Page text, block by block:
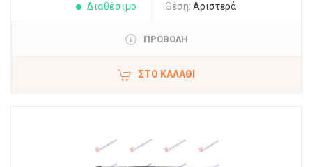
Διαθέσιμο Θέση: Αριστερά
ΠΡΟΒΟΛΗ
ΣΤΟ ΚΑΛΆΘΙ